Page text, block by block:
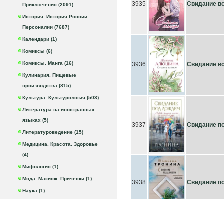
Приключения (2091)
История. История России.
Персоналии (7687)
Календари (1)
Комиксы (6)
Комиксы. Манга (16)
Кулинария. Пищевые
производства (815)
Культура. Культурология (503)
Литература на иностранных
языках (5)
Литературоведение (15)
Медицина. Красота. Здоровье
(4)
Мифология (1)
Мода. Макияж. Прически (1)
Наука (1)
3935 Свидание
3936 Свидание
3937 Свидание
3938 Свидание